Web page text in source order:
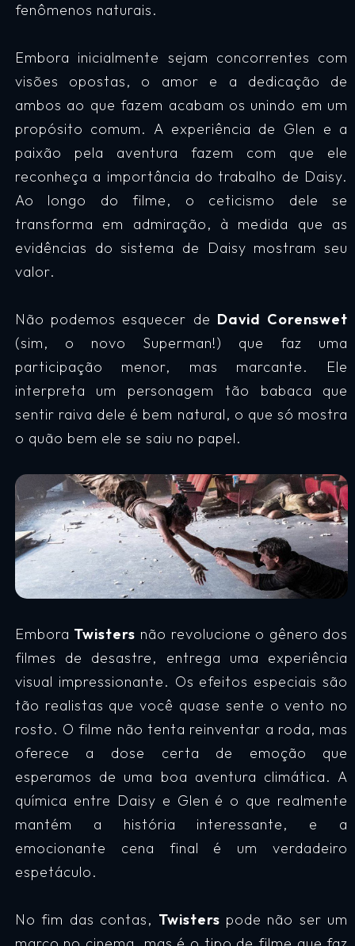
fenômenos naturais.
Embora inicialmente sejam concorrentes com
visões opostas, o amor e a dedicação de
ambos ao que fazem acabam os unindo em um
propósito comum. A experiência de Glen e a
paixão pela aventura fazem com que ele
reconheça a importância do trabalho de Daisy.
Ao longo do filme, o ceticismo dele se
transforma em admiração, à medida que as
evidências do sistema de Daisy mostram seu
valor.
Não podemos esquecer de David Corenswet
(sim, o novo Superman!) que faz uma
participação menor, mas marcante. Ele
interpreta um personagem tão babaca que
sentir raiva dele é bem natural, o que só mostra
o quão bem ele se saiu no papel.
Embora Twisters não revolucione o gênero dos
filmes de desastre, entrega uma experiência
visual impressionante. Os efeitos especiais são
tão realistas que você quase sente o vento no
rosto. O filme não tenta reinventar a roda, mas
oferece a dose certa de emoção que
esperamos de uma boa aventura climática. A
química entre Daisy e Glen é o que realmente
mantém a história interessante, e a
emocionante cena final é um verdadeiro
espetáculo.
No fim das contas, Twisters pode não ser um